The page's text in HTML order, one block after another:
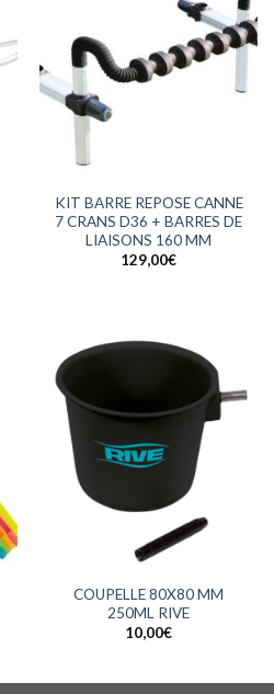
KIT BARRE REPOSE CANNE
7 CRANS D36 + BARRES DE
LIAISONS 160 MM
129,00€
COUPELLE 80X80 MM
250ML RIVE
10,00€